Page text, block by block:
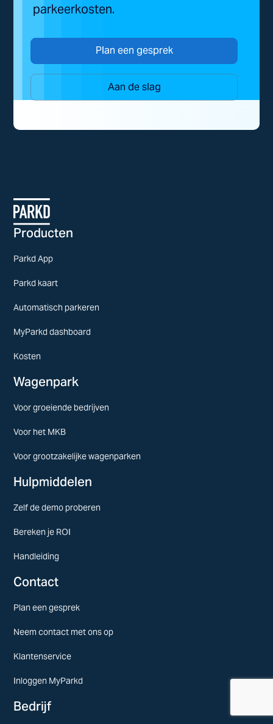
parkeerkosten.
Plan een gesprek
Aan de slag
Producten
Parkd App
Parkd kaart
Automatisch parkeren
MyParkd dashboard
Kosten
Wagenpark
Voor groeiende bedrijven
Voor het MKB
Voor grootzakelijke wagenparken
Hulpmiddelen
Zelf de demo proberen
Bereken je ROI
Handleiding
Contact
Plan een gesprek
Neem contact met ons op
Klantenservice
Inloggen MyParkd
Bedrijf